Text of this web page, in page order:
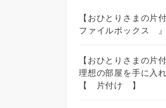
【おひとりさまの片
ファイルボックス
【おひとりさまの片
理想の部屋を手に入
【 片付け 】